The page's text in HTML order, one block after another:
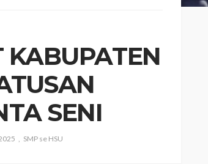
KABUPATEN
SENI
SMP se HSU